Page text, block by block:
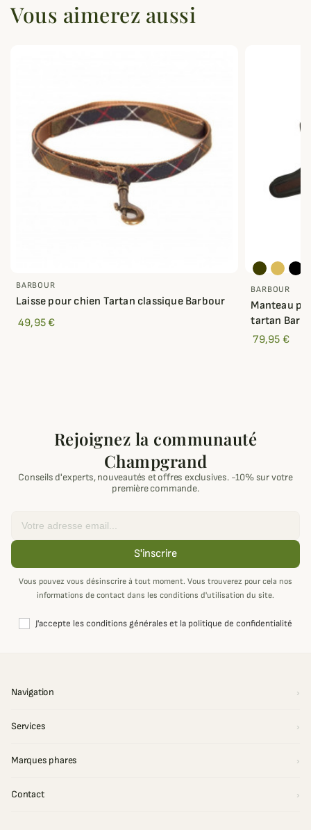
Vous aimerez aussi
BARBOUR
Laisse pour chien Tartan classique Barbour
49,95 €
BARBOUR
Manteau
tartan
79,95 €
Rejoignez la communauté
Champgrand
Conseils d'experts, nouveautés et offres exclusives. -10% sur votre
première commande.
S'inscrire
Vous pouvez vous désinscrire à tout moment. Vous trouverez pour cela nos
informations de contact dans les conditions d'utilisation du site.
J'accepte les conditions générales et la politique de confidentialité
Navigation
Services
Marques phares
Contact